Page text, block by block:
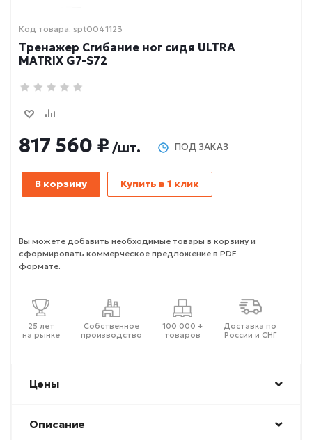
Код товара: spt0041123
Тренажер Сгибание ног сидя ULTRA
MATRIX G7-S72
817 560 ₽ /шт. ПОД ЗАКАЗ
В корзину Купить в 1 клик
Вы можете добавить необходимые товары в корзину и
сформировать коммерческое предложение в PDF
формате.
25 лет
на рынке
Собственное
производство
100 000 +
товаров
Доставка по
России и СНГ
Цены
Описание